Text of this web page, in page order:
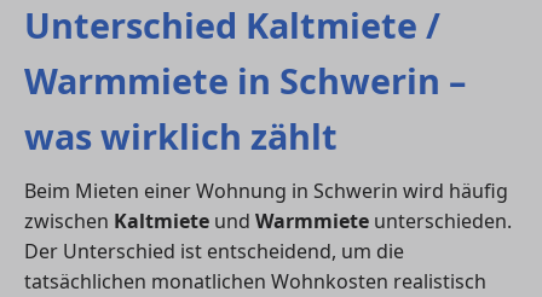
Unterschied Kaltmiete /
Warmmiete in Schwerin –
was wirklich zählt
Beim Mieten einer Wohnung in Schwerin wird häufig
zwischen Kaltmiete und Warmmiete unterschieden.
Der Unterschied ist entscheidend, um die
tatsächlichen monatlichen Wohnkosten realistisch